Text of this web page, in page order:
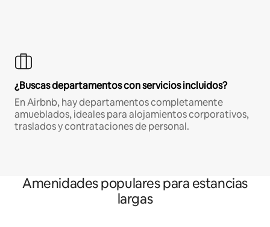
¿Buscas departamentos con servicios incluidos?
En Airbnb, hay departamentos completamente
amueblados, ideales para alojamientos corporativos,
traslados y contrataciones de personal.
Amenidades populares para estancias
largas